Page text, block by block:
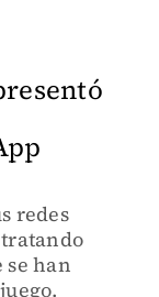
redes
se han